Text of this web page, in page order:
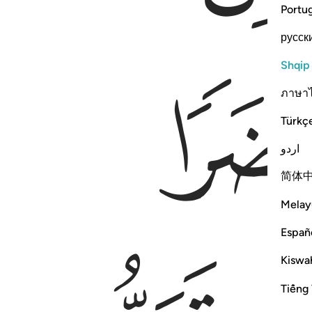
Shqip
ภาษา
اردو
简体
Tiếng